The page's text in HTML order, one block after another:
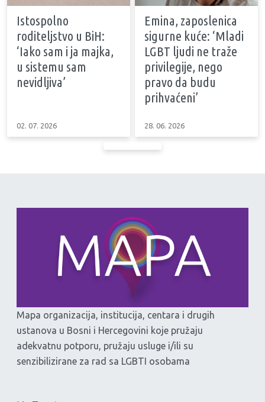
Istospolno
roditeljstvo u BiH:
‘Iako sam i ja majka,
u sistemu sam
nevidljiva’
02. 07. 2026
Emina, zaposlenica
sigurne kuće: ‘Mladi
LGBT ljudi ne traže
privilegije, nego
pravo da budu
prihvaćeni’
28. 06. 2026
Mapa organizacija, institucija, centara i drugih
ustanova u Bosni i Hercegovini koje pružaju
adekvatnu potporu, pružaju usluge i/ili su
senzibilizirane za rad sa LGBTI osobama